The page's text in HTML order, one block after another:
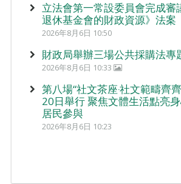
立法會第一常設委員會完成審
退休基金會的財政資源》法案
2026年8月6日 10:50
財政局舉辦三場公共採購法專
2026年8月6日 10:33
第八場“社文茶座‧社文範疇齊
20日舉行 聚焦文體生活點亮
居民參與
2026年8月6日 10:23